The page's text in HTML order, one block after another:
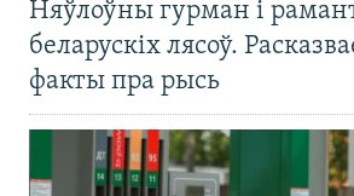
Няўлоўны гурман і
беларускіх лясоў.
факты пра рысь